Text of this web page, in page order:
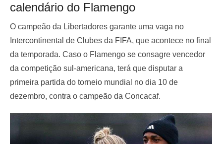
calendário do Flamengo
O campeão da Libertadores garante uma vaga no
Intercontinental de Clubes da FIFA, que acontece no final
da temporada. Caso o Flamengo se consagre vencedor
da competição sul-americana, terá que disputar a
primeira partida do torneio mundial no dia 10 de
dezembro, contra o campeão da Concacaf.